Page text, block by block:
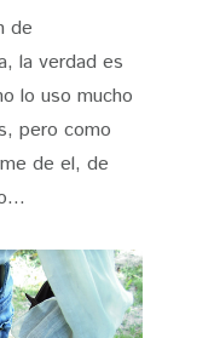
de
la verdad es
lo uso mucho
pero como
de el, de